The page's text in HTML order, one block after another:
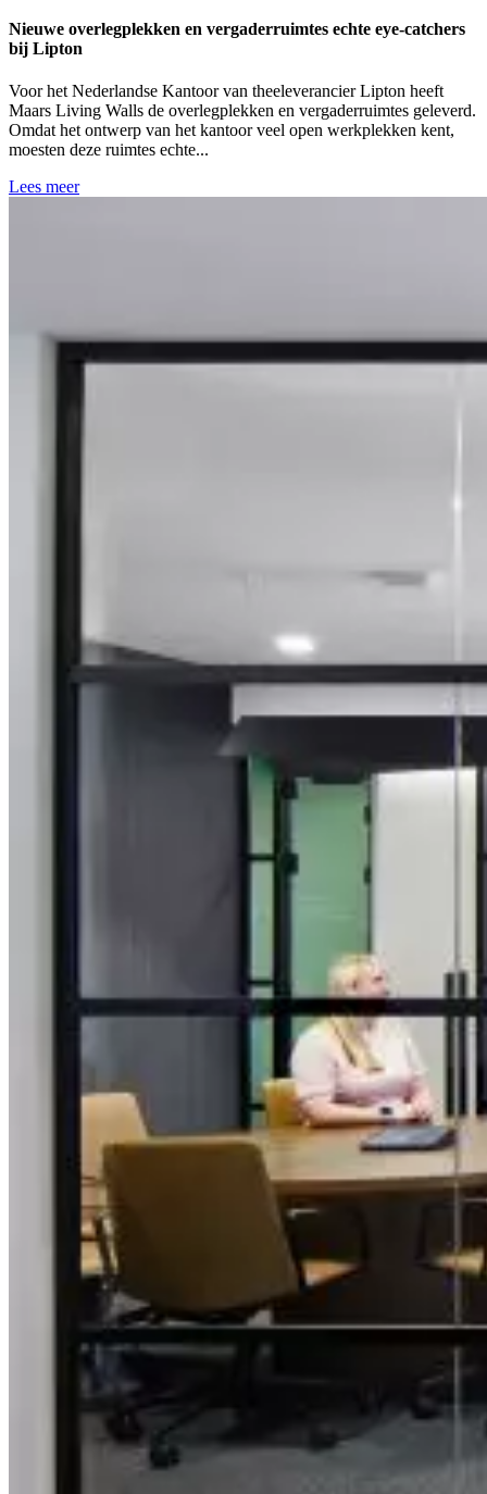
Nieuwe overlegplekken en vergaderruimtes echte eye-catchers
bij Lipton
Voor het Nederlandse Kantoor van theeleverancier Lipton heeft
Maars Living Walls de overlegplekken en vergaderruimtes geleverd.
Omdat het ontwerp van het kantoor veel open werkplekken kent,
moesten deze ruimtes echte...
Lees meer